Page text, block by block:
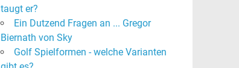
taugt er?
Ein Dutzend Fragen an ... Gregor
Biernath von Sky
Golf Spielformen - welche Varianten